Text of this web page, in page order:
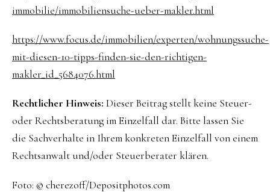
immobilie/immobiliensuche-ueber-makler.html
https://www.focus.de/immobilien/experten/wohnungssuche-
mit-diesen-10-tipps-finden-sie-den-richtigen-
makler_id_5684076.html
Rechtlicher Hinweis: Dieser Beitrag stellt keine Steuer-
oder Rechtsberatung im Einzelfall dar. Bitte lassen Sie
die Sachverhalte in Ihrem konkreten Einzelfall von einem
Rechtsanwalt und/oder Steuerberater klären.
Foto: © cherezoff/Depositphotos.com